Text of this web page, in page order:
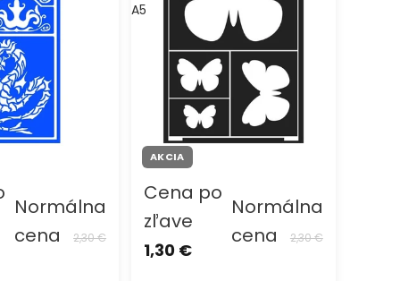
Normálna
cena
2,30 €
A5
AKCIA
Cena po
zľave
1,30 €
Normálna
cena
2,30 €